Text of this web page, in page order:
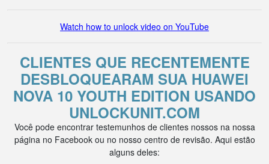
Watch how to unlock video on YouTube
CLIENTES QUE RECENTEMENTE
DESBLOQUEARAM SUA HUAWEI
NOVA 10 YOUTH EDITION USANDO
UNLOCKUNIT.COM
Você pode encontrar testemunhos de clientes nossos na nossa
página no Facebook ou no nosso centro de revisão. Aqui estão
alguns deles: